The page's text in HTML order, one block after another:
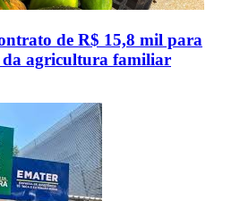
de R$ 15,8 mil para
da agricultura familiar